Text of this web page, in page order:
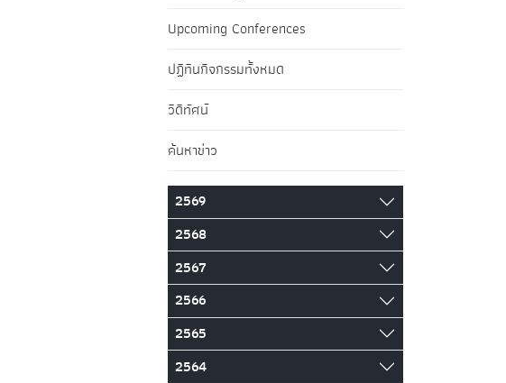
Upcoming Conferences
ปฏิทินกิจกรรมทั้งหมด
วิดีทัศน์
ค้นหาข่าว
2569
2568
2567
2566
2565
2564